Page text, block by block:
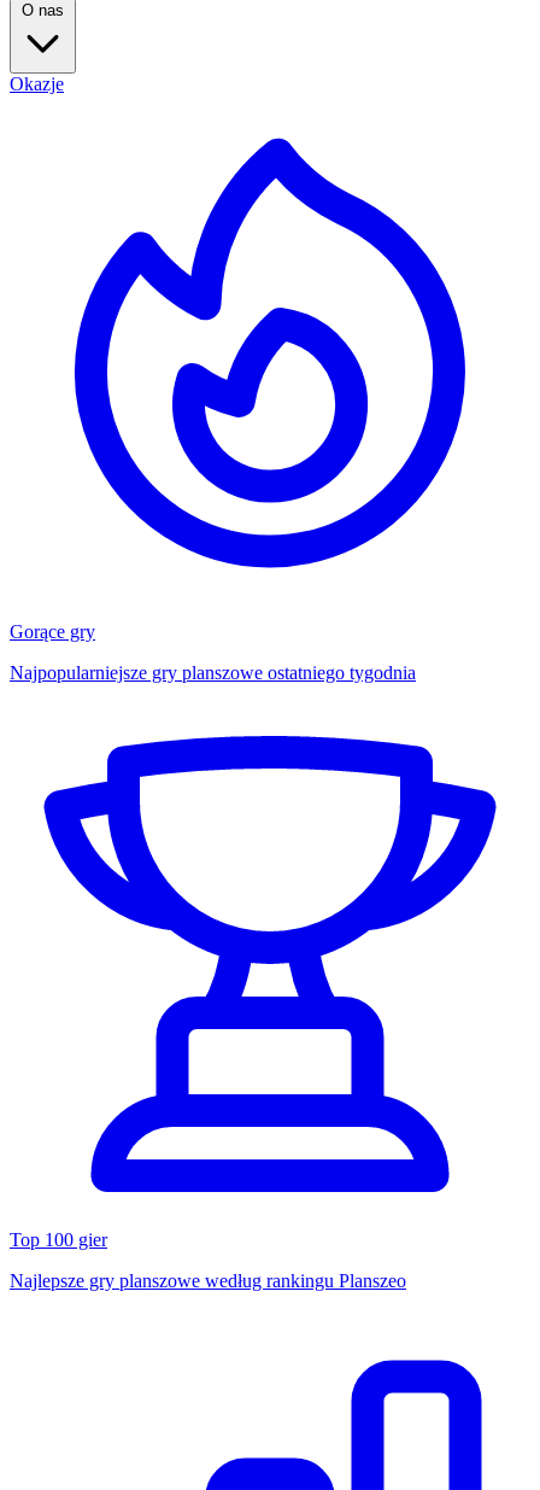
O nas
Okazje
Gorące gry
Najpopularniejsze gry planszowe ostatniego tygodnia
Top 100 gier
Najlepsze gry planszowe według rankingu Planszeo